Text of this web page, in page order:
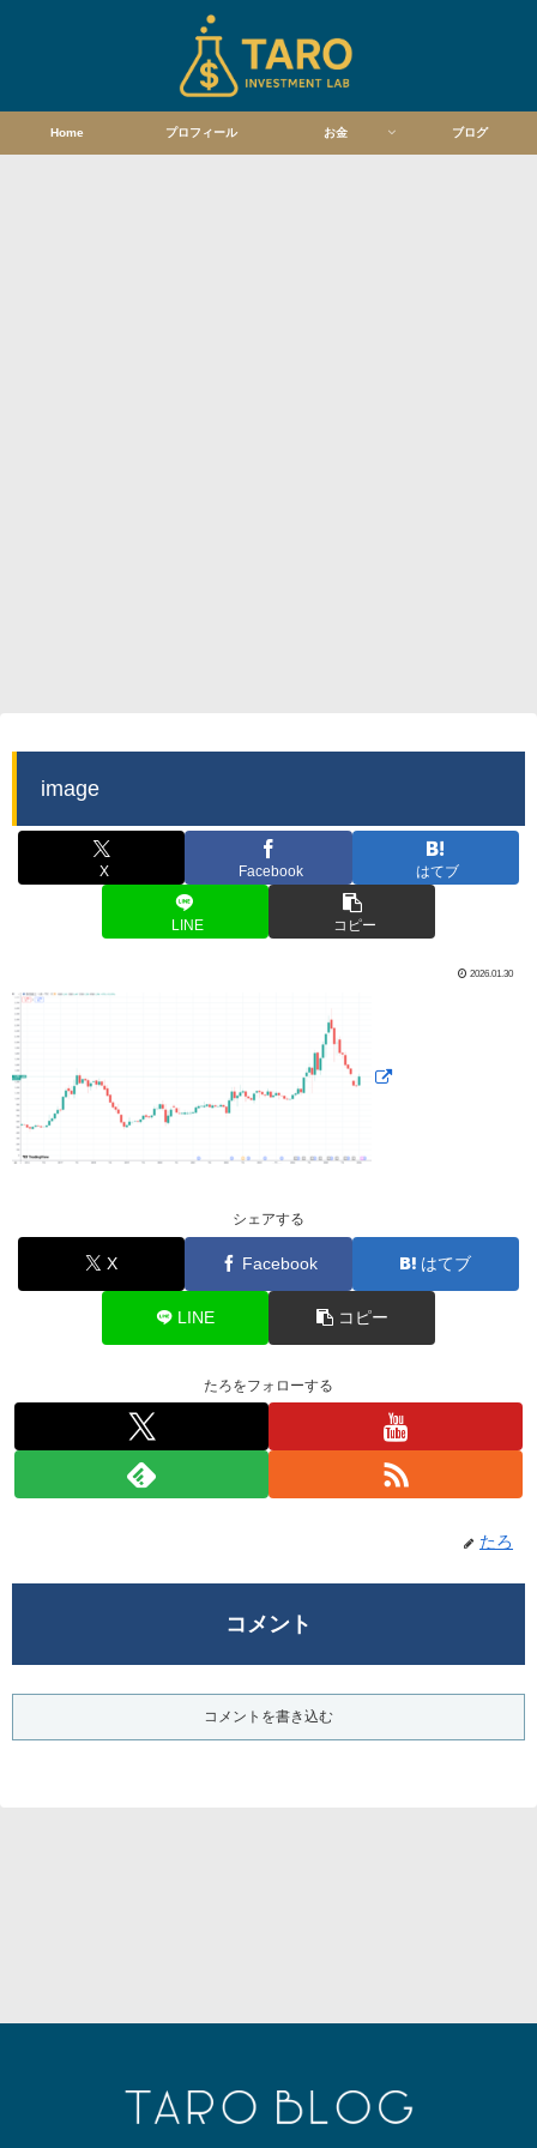
Home プロフィール お金 ブログ
image
X Facebook はてブ
LINE コピー
2026.01.30
シェアする
X Facebook はてブ
LINE コピー
たろをフォローする
たろ
コメント
コメントを書き込む